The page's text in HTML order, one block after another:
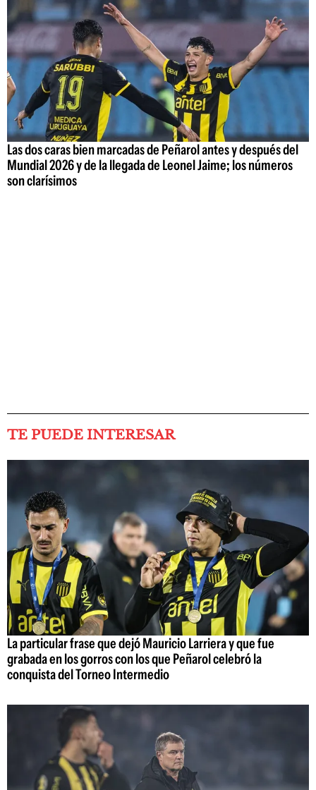
Las dos caras bien marcadas de Peñarol antes y después del
Mundial 2026 y de la llegada de Leonel Jaime; los números
son clarísimos
TE PUEDE INTERESAR
La particular frase que dejó Mauricio Larriera y que fue
grabada en los gorros con los que Peñarol celebró la
conquista del Torneo Intermedio